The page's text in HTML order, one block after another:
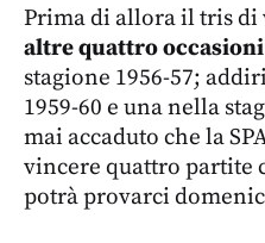
Prima di allora il tris
altre quattro occasioni
stagione 1956-57;
1959-60 e una nella
mai accaduto che la
vincere quattro partite
potrà provarci